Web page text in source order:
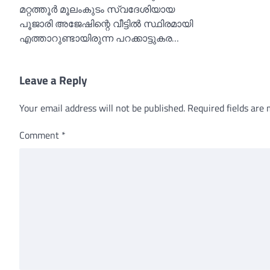
മറ്റത്തൂർ മൂലംകുടം സ്വദേശിയായ
പൂജാരി അജേഷിന്റെ വീട്ടില്‍ സ്ഥിരമായി
എത്താറുണ്ടായിരുന്ന പറക്കാട്ടുകര…
Leave a Reply
Your email address will not be published. Required fields are
Comment *